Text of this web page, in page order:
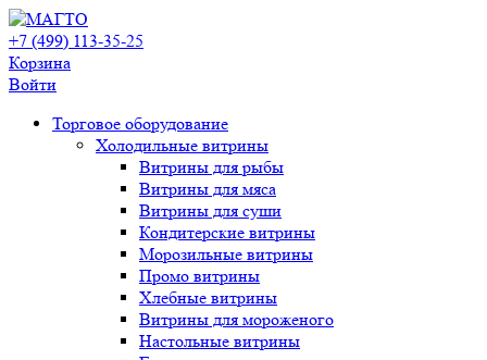
+7 (499) 113-35-25
Корзина
Войти
Свернуть/
развернуть
Торговое оборудованиe
Холодильные витрины
Витрины для рыбы
Витрины для мяса
Витрины для суши
Кондитерские витрины
Морозильные витрины
Промо витрины
Хлебные витрины
Витрины для мороженого
Настольные витрины